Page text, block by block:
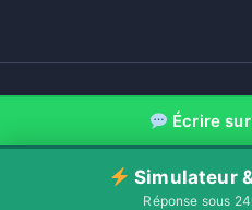
© MDT
Blog
Mentions légales
Écrire
Simulateur
Réponse sous